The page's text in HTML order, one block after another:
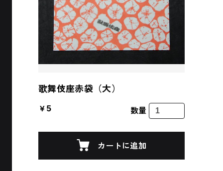
歌舞伎座赤袋（大）
￥5 数量
カートに追加